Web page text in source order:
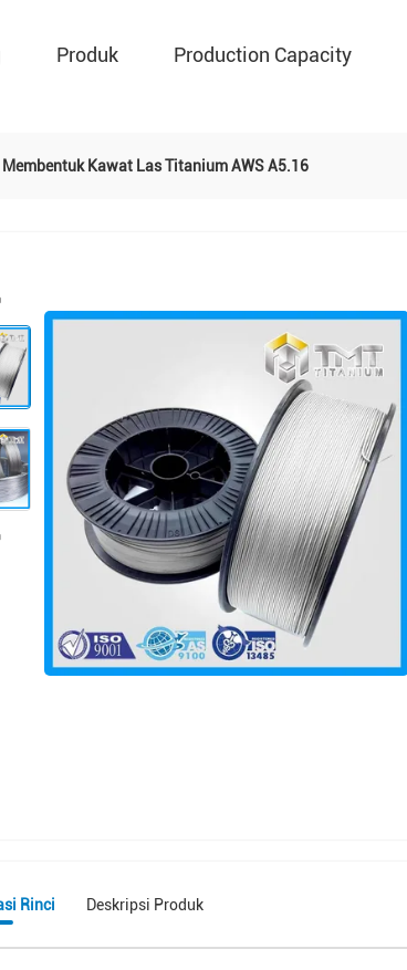
Produk Production Capacity
Kawat Las Titanium AWS A5.16
Rinci Deskripsi Produk